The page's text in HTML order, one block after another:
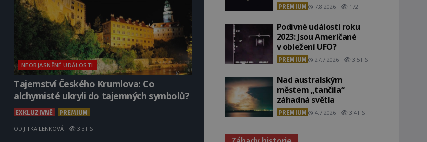
NEOBJASNĚNÉ UDÁLOSTI
Tajemství Českého Krumlova: Co
alchymisté ukryli do tajemných symbolů?
EXKLUZIVNĚ PREMIUM
OD JITKA LENKOVÁ 3.3TIS
PREMIUM 7.8.2026 172
Podivné události roku
2023: Jsou Američané
v obležení UFO?
PREMIUM 27.7.2026 3.5TIS
Nad australským
městem „tančila“
záhadná světla
PREMIUM 4.7.2026 3.4TIS